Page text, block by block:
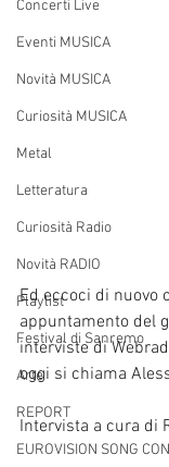
Concerti Live
Eventi MUSICA
Novità MUSICA
Curiosità MUSICA
Metal
Letteratura
Curiosità Radio
Novità RADIO
Playlist
Festival di Sanremo
Arte
REPORT
EUROVISION SONG
Ed eccoci di nuovo
appuntamento del
interviste di
oggi si chiama
Intervista a cura di